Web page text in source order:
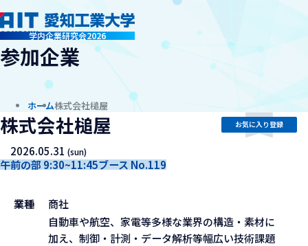
学内企業研究会2026
company
参加企業
ホーム株式会社槌屋
株式会社槌屋
2026.05.31(sun)
午前の部 9:30~11:45ブース No.119
お気に入り登録
業種 商社
自動車や航空、家電等多様な業界の構造・素材に
加え、制御・計測・データ解析等幅広い技術課題